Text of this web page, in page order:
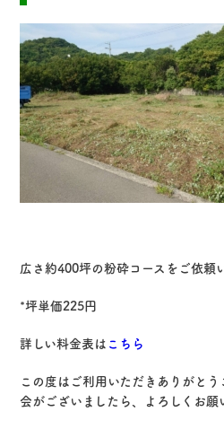
よくある
お問い合わせ
tel.
広さ約400坪の粉砕コースをご依頼
*坪単価225円
詳しい料金表は こちら
この度はご利用いただきありがと
会がございましたら、よろしくお願